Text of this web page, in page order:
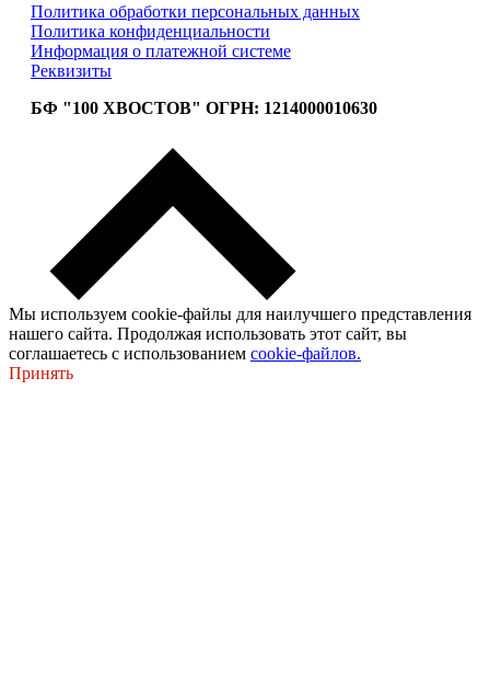
Политика обработки персональных данных
Политика конфиденциальности
Информация о платежной системе
Реквизиты
БФ "100 ХВОСТОВ" ОГРН: 1214000010630
Мы используем cookie-файлы для наилучшего представления
нашего сайта. Продолжая использовать этот сайт, вы
соглашаетесь с использованием cookie-файлов.
Принять